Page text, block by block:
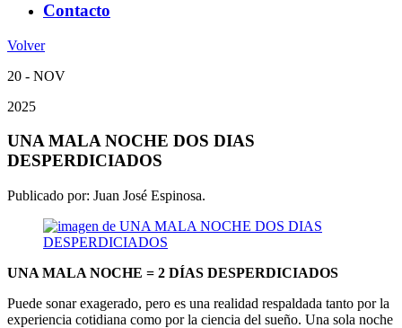
Contacto
Volver
20 - NOV
2025
UNA MALA NOCHE DOS DIAS
DESPERDICIADOS
Publicado por: Juan José Espinosa.
UNA MALA NOCHE = 2 DÍAS DESPERDICIADOS
Puede sonar exagerado, pero es una realidad respaldada tanto por la
experiencia cotidiana como por la ciencia del sueño. Una sola noche